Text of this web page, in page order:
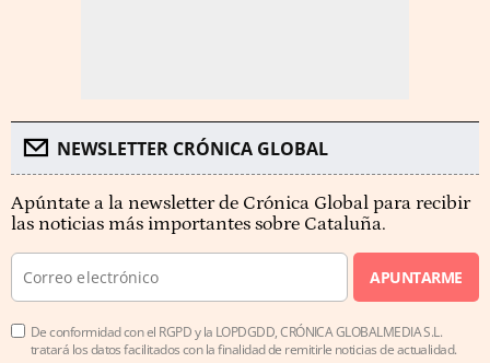
NEWSLETTER CRÓNICA GLOBAL
Apúntate a la newsletter de Crónica Global para recibir
las noticias más importantes sobre Cataluña.
APUNTARME
De conformidad con el RGPD y la LOPDGDD, CRÓNICA GLOBALMEDIA S.L.
tratará los datos facilitados con la finalidad de remitirle noticias de actualidad.